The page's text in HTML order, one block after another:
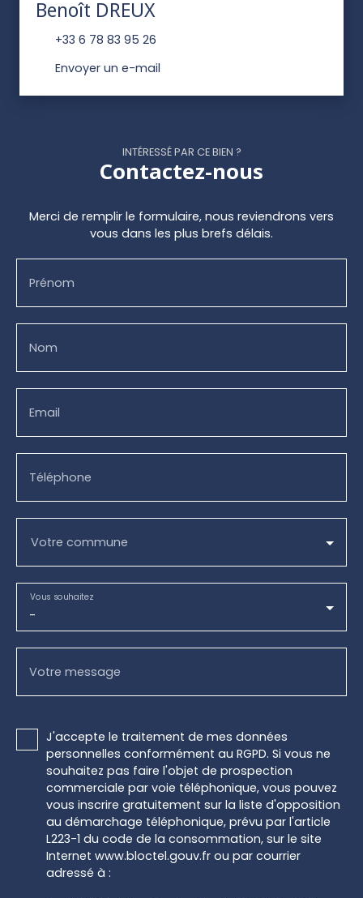
Benoît DREUX
+33 6 78 83 95 26
Envoyer un e-mail
INTÉRESSÉ PAR CE BIEN ?
Contactez-nous
Merci de remplir le formulaire, nous reviendrons vers
vous dans les plus brefs délais.
Prénom
Nom
Email
Téléphone
Votre commune
-
Vous souhaitez
Votre message
J'accepte le traitement de mes données
personnelles conformément au RGPD. Si vous ne
souhaitez pas faire l'objet de prospection
commerciale par voie téléphonique, vous pouvez
vous inscrire gratuitement sur la liste d'opposition
au démarchage téléphonique, prévu par l'article
L223-1 du code de la consommation, sur le site
Internet www.bloctel.gouv.fr ou par courrier
adressé à :